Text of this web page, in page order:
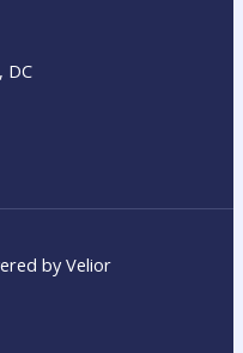
DC
by Velior